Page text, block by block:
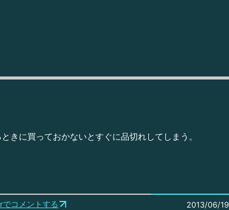
きに買っておかないとすぐに品切れしてしまう。
コメントする 2013/06/19